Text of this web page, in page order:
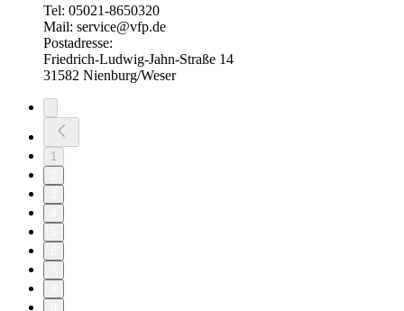
Tel: 05021-8650320
Mail: service@vfp.de
Postadresse:
Friedrich-Ludwig-Jahn-Straße 14
31582 Nienburg/Weser
1